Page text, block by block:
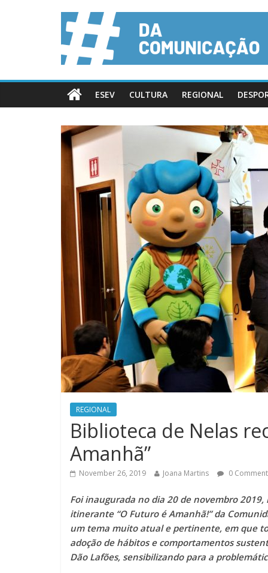
ESEV CULTURA REGIONAL
REGIONAL
Biblioteca de Nelas
Amanhã”
November 26, 2019 Joana Martins 0 Comment
Foi inaugurada no dia 20 de novembro
itinerante “O Futuro é Amanhã!” da
um tema muito atual e pertinente, em que
adoção de hábitos e comportamentos
Dão Lafões, sensibilizando para a